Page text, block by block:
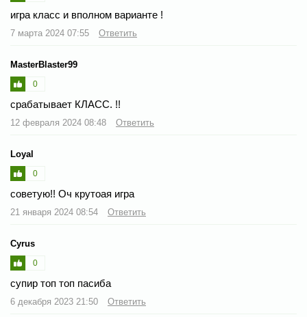
игра класс и вполном варианте !
7 марта 2024 07:55 Ответить
MasterBlaster99
0
срабатывает КЛАСС. !!
12 февраля 2024 08:48 Ответить
Loyal
0
советую!! Оч крутоая игра
21 января 2024 08:54 Ответить
Cyrus
0
супир топ топ пасиба
6 декабря 2023 21:50 Ответить